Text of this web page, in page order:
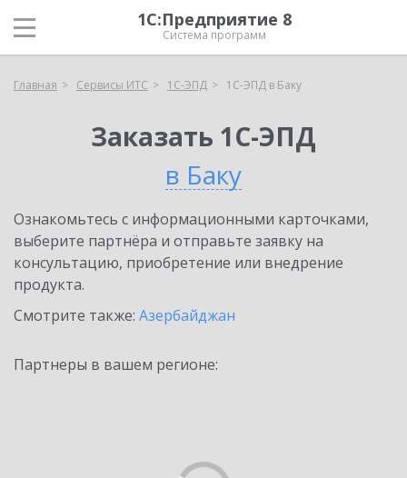
1С:Предприятие 8
Система программ
Главная Сервисы ИТС 1С-ЭПД 1С-ЭПД в Баку
Заказать 1С-ЭПД
в Баку
Ознакомьтесь с информационными карточками,
выберите партнёра и отправьте заявку на
консультацию, приобретение или внедрение
продукта.
Смотрите также: Азербайджан
Партнеры в вашем регионе: